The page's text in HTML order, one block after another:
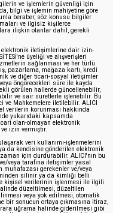
ve işlemlerin güvenliği için
bilgi ve işlemin mahiyetine göre
beraber, söz konusu bilgiler
ve ilgisiz kişilerce
ilişkin olanlar dahil, gerekli
iletişimlerine dair izin-
üyeliği ve alışverişleri
sağlanması ve her türlü
pazarlama, mağaza kartı, kredi
ve diğer ticari-sosyal iletişimler
öngörecekleri süre ile kayda
görülen hallerde güncellenebilir,
ve sair suretlerle işlenebilir. Bu
ve Mahkemelere iletilebilir. ALICI
verilerin korunması hakkında
yukarıdaki kapsamda
olan-olmayan elektronik
izin vermiştir.
veri kullanımı-işlenmelerini
da kendisine gönderilen elektronik
için durdurabilir. ALICI'nın bu
veya tarafına iletişimler yasal
gerekenler ve/veya
silinir ya da kimliği belli
kişisel verilerinin işlenmesi ile ilgili
düzeltilmesi, düzeltilen
veya yok edilmesi, otomatik
sonucun ortaya çıkmasına itiraz,
uğrama halinde giderilmesi gibi